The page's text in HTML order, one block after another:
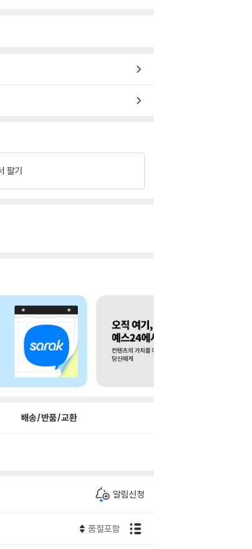
팔기
배송/반품/교환
알림신청
품절포함